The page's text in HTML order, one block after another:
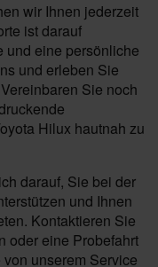
wir Ihnen jederzeit
ist darauf
und eine persönliche
und erleben Sie
Sie noch
Hilux hautnah zu
darauf, Sie bei der
und Ihnen
Kontaktieren Sie
oder eine Probefahrt
unserem Service